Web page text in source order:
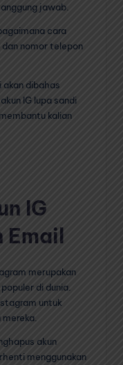
jawab.
cara
dan nomor telepon
akan dibahas
IG lupa sandi
kalian
IG
Email
merupakan
di dunia.
untuk
akun
menggunakan